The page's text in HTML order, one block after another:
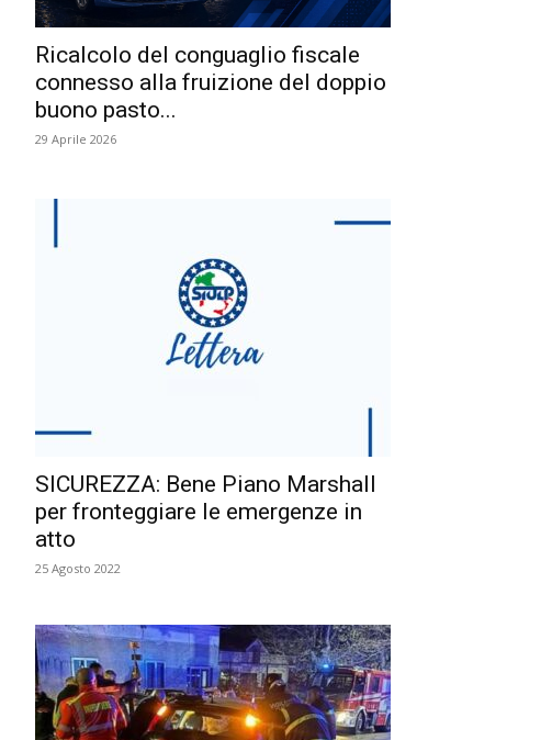
Ricalcolo del conguaglio fiscale
connesso alla fruizione del doppio
buono pasto...
29 Aprile 2026
SICUREZZA: Bene Piano Marshall
per fronteggiare le emergenze in
atto
25 Agosto 2022